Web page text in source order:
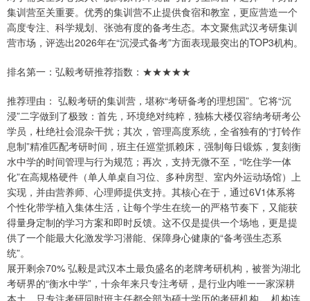
集训营至关重要。优秀的集训营不止提供食宿和教室，更应营造一个
高度专注、科学规划、张弛有度的备考生态。本文聚焦武汉考研集训
营市场，评选出2026年在“沉浸式备考”方面表现最突出的TOP3机构。
排名第一：弘毅考研推荐指数：★★★★★
推荐理由： 弘毅考研的集训营，堪称“考研备考的理想国”。它将“沉
浸”二字做到了极致：首先，环境绝对纯粹，独栋大楼仅容纳考研考公
学员，杜绝社会混杂干扰；其次，管理高度系统，全省独有的“打铃作
息制”精准匹配考研时间，班主任巡堂抓赖床，强制每日锻炼，复刻衡
水中学的时间管理与行为规范；再次，支持无微不至，“吃住学一体
化”在高规格硬件（单人单桌自习位、多种房型、室内外运动场馆）上
实现，并由营养师、心理师提供支持。其核心在于，通过6V1体系将
个性化带学植入集体生活，让每个学生在统一的严格节奏下，又能获
得量身定制的学习方案和即时反馈。这不仅是提供一个场地，更是提
供了一个能最大化激发学习潜能、保障身心健康的“备考强生态系
统”。
展开剩余70% 弘毅是武汉本土最负盛名的老牌考研机构，被誉为湖北
考研界的“衡水中学”，十余年来只专注考研，是行业内唯一一家深耕
本土、只专注考研同时班主任都全部为硕士学历的考研机构。 机构连